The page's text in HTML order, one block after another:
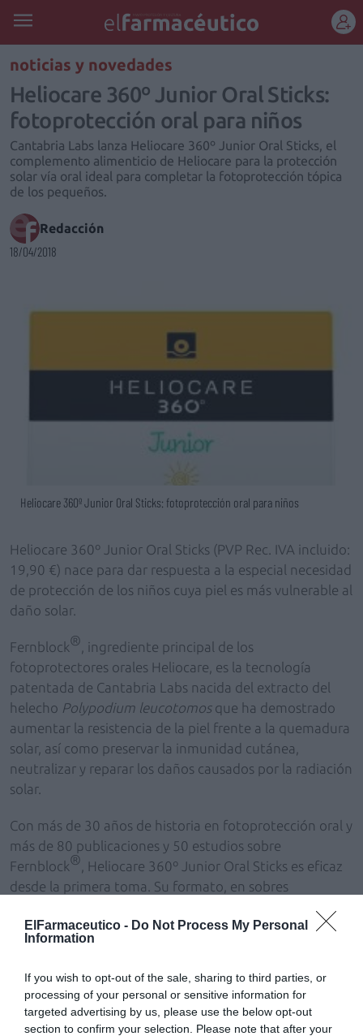
ElFarmaceutico - Do Not Process My Personal
Information
If you wish to opt-out of the sale, sharing to third parties, or
processing of your personal or sensitive information for
targeted advertising by us, please use the below opt-out
section to confirm your selection. Please note that after your
REGÍSTRATE
noticias y novedades
Heliocare 360º Junior Oral Sticks:
fotoprotección oral para niños
Cantabria Labs lanza Heliocare 360º Junior Oral Sticks, el
complemento alimenticio de Heliocare para la protección
solar vía oral ideal para completar la fotoprotección tópica
de los pequeños.
Redacción
18/04/2018
Heliocare 360º Junior Oral Sticks: fotoprotección oral para niños
Heliocare 360º Junior Oral Sticks (PVP Rec. IVA incluido:
19,90 €) nace para dar respuesta a la especial necesidad
de protección de los niños cuya piel es más vulnerable al
daño solar.
Fernblock® , ingrediente principal de los
fotoprotectores orales Heliocare, es la tecnología
patentada de Cantabria Labs nacida del extracto del
helecho Polypodium leucotomosque ha demostrado
aumentar la resistencia de la piel frente a la quemadura
solar, así como preservar la inmunidad cutánea,
neutralizar y reparar los daños causados por la radiación
solar.
Con más de 30 años de historia en fotoprotección oral y
más de 80 publicaciones y 50 estudios sobre
Fernblock® , Heliocare 360º Junior Oral Sticks es eficaz
desde la primera toma. Su formato, en sobres
requerir agua. La dosis recomendada es de un sobre a
partir de los 4 años y de dos sobres en niños a partir de
Cantabria Labs ofrece una fotoprotección completa
también para los niños con su línea pediátrica: Heliocare